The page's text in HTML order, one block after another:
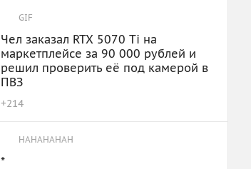
GIF
Чел заказал RTX 5070 Ti на
маркетплейсе за 90 000 рублей и
решил проверить её под камерой в
ПВЗ
+214
HAHAHAHAH
*